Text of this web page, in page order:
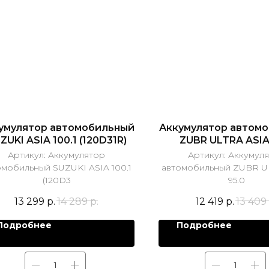
автомобильный
ASIA 100.1 (120D31R)
Артикул: Аккумулятор
SUZUKI ASIA 100.1
(120D3
13 299 р. 14 289 р.
Аккумулятор
ZUBR ULTRA
Артикул:
автомобильный ZUBR
95.0
12 419 р. 13 409
Подробнее